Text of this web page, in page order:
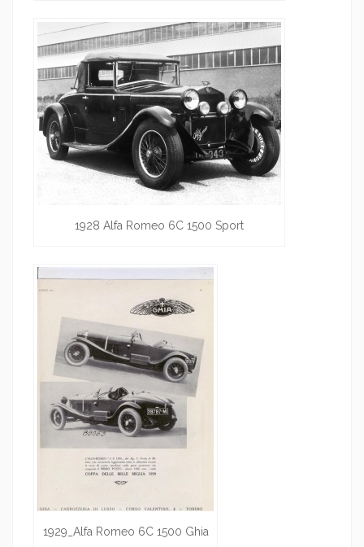
1928 Alfa Romeo 6C 1500 Sport
1929_Alfa Romeo 6C 1500 Ghia